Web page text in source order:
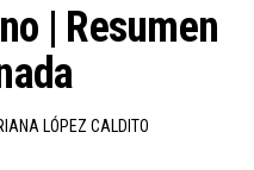
| Resumen
LÓPEZ CALDITO